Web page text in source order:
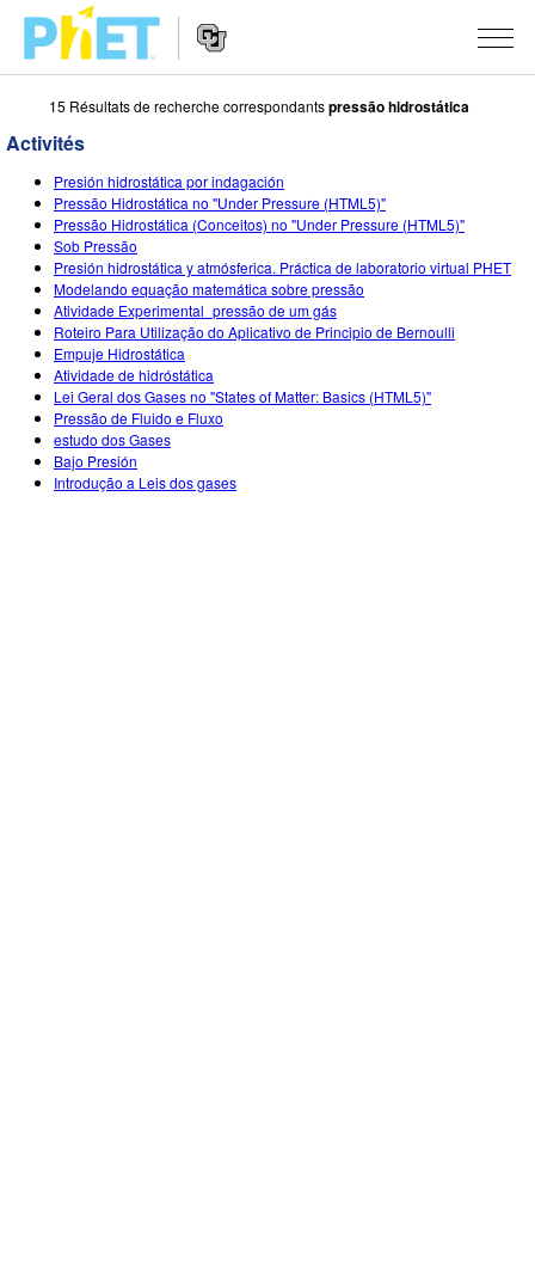
Rechercher
sur
le
site
PhET
Navigation
SIMULATIONS
Toutes les simulations
Physique
Maths
Chimie
Sciences de la Terre
Biologie
Simulations traduites
STUDIO
About Studio
Customizable Sims
Start a Free Trial
Purchase a License
ENSEIGNEMENT
Parcourir les activités
Partager vos activités
Activity Contribution Guidelines
Ateliers virtuels
Professional Learning with PhET
RECHERCHE
INITIATIVES
Design inclusif
PhET mondial
S'IDENTIFIER / S'INSCRIRE
S'IDENTIFIER / S'INSCRIRE
15 Résultats de recherche correspondantspressão hidrostática
Activités
Presión hidrostática por indagación
Pressão Hidrostática no "Under Pressure (HTML5)"
Pressão Hidrostática (Conceitos) no "Under Pressure (HTML5)"
Sob Pressão
Presión hidrostática y atmósferica. Práctica de laboratorio virtual PHET
Modelando equação matemática sobre pressão
Atividade Experimental_pressão de um gás
Roteiro Para Utilização do Aplicativo de Principio de Bernoulli
Empuje Hidrostática
Atividade de hidróstática
Lei Geral dos Gases no "States of Matter: Basics (HTML5)"
Pressão de Fluido e Fluxo
estudo dos Gases
Bajo Presión
Introdução a Leis dos gases